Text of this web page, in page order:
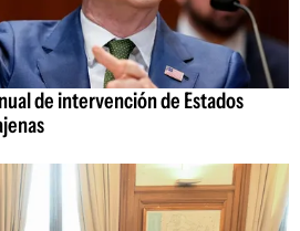
de intervención de Estados